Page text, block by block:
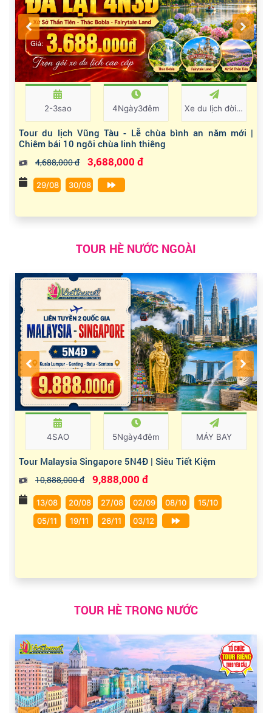
2-3sao 4Ngày3đêm Xe du lịch đời mới
Tour du lịch Vũng Tàu - Lễ chùa bình an năm mới |
Chiêm bái 10 ngôi chùa linh thiêng
4,688,000 đ 3,688,000 đ
29/08 30/08
TOUR HÈ NƯỚC NGOÀI
4SAO 5Ngày4đêm MÁY BAY
Tour Malaysia Singapore 5N4Đ | Siêu Tiết Kiệm
10,888,000 đ 9,888,000 đ
13/08 20/08 27/08 02/09 08/10
15/10
05/11
19/11 26/11 03/12
TOUR HÈ TRONG NƯỚC